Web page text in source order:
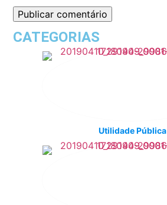
CATEGORIAS
Utilidade Pública